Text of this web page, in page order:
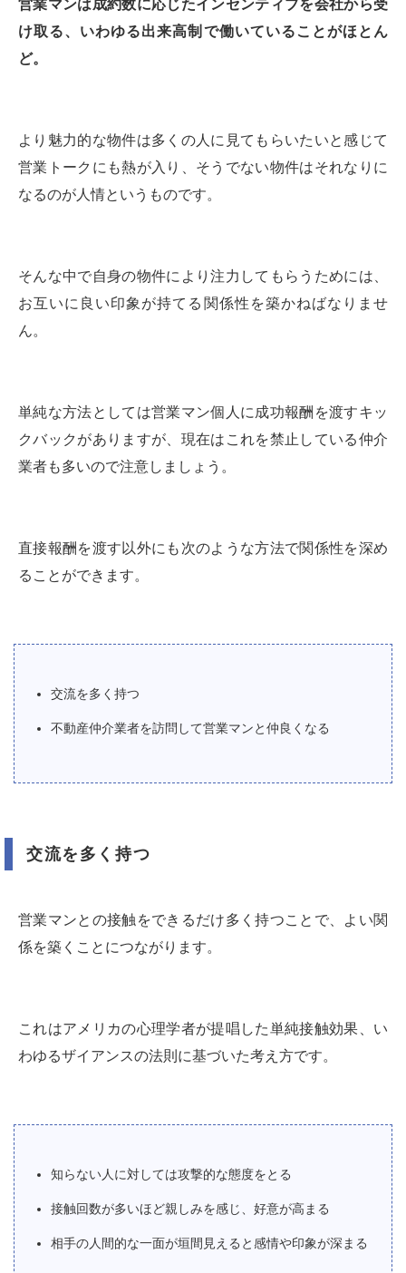
営業マンは成約数に応じたインセンティブを会社から受
け取る、いわゆる出来高制で働いていることがほとん
ど。
より魅力的な物件は多くの人に見てもらいたいと感じて
営業トークにも熱が入り、そうでない物件はそれなりに
なるのが人情というものです。
そんな中で自身の物件により注力してもらうためには、
お互いに良い印象が持てる関係性を築かねばなりませ
ん。
単純な方法としては営業マン個人に成功報酬を渡すキッ
クバックがありますが、現在はこれを禁止している仲介
業者も多いので注意しましょう。
直接報酬を渡す以外にも次のような方法で関係性を深め
ることができます。
交流を多く持つ
不動産仲介業者を訪問して営業マンと仲良くなる
交流を多く持つ
営業マンとの接触をできるだけ多く持つことで、よい関
係を築くことにつながります。
これはアメリカの心理学者が提唱した単純接触効果、い
わゆるザイアンスの法則に基づいた考え方です。
知らない人に対しては攻撃的な態度をとる
接触回数が多いほど親しみを感じ、好意が高まる
相手の人間的な一面が垣間見えると感情や印象が深まる